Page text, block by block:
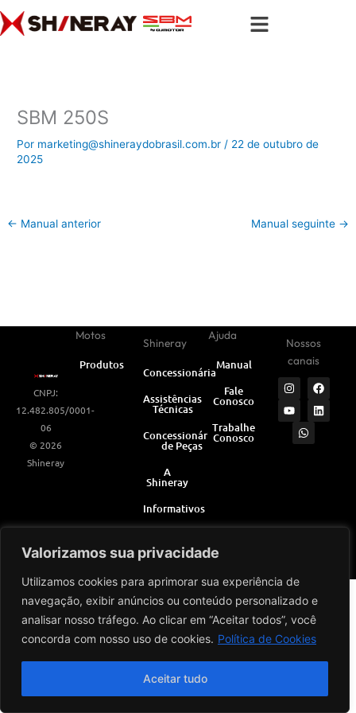
Valorizamos sua privacidade
Utilizamos cookies para aprimorar sua experiência de
navegação, exibir anúncios ou conteúdo personalizado e
analisar nosso tráfego. Ao clicar em “Aceitar todos”, você
concorda com nosso uso de cookies. Política de Cookies
Aceitar tudo
para
SBM 250S
Por marketing@shineraydobrasil.com.br/ 22 de outubro de
2025
← Manual anterior Manual seguinte →
CNPJ:
12.482.805/0001-
06
© 2026
Shineray
Motos
Produtos
Shineray
Concessionárias
Assistências
Técnicas
Concessionárias
de Peças
A
Shineray
Informativos
Ajuda
Manual
Fale
Conosco
Trabalhe
Conosco
Nossos
canais
I
n
s
t
a
F
a
c
e
Y
o
u
t
u
L
i
n
k
W
a
s
a
Desenvolvido por